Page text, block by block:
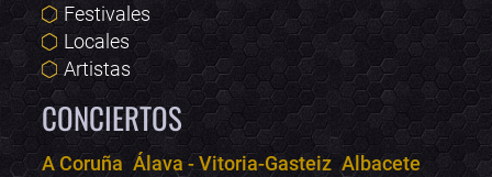
Festivales
Locales
Artistas
CONCIERTOS
A Coruña Álava - Vitoria-Gasteiz Albacete